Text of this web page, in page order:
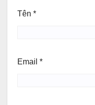
Tên *
Email *